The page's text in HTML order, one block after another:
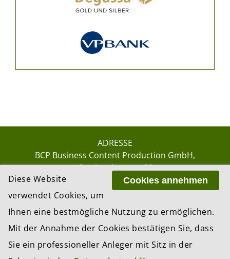
ADRESSE
BCP Business Content Production GmbH
Gotthardstrasse 38
8002 Zürich
GmbH, Zürich – Switzerland
Website by update AG, Zurich
Cookies annehmen
Diese Website
verwendet Cookies, um
Ihnen eine bestmögliche Nutzung zu ermöglichen.
Mit der Annahme der Cookies bestätigen Sie, dass
Sie ein professioneller Anleger mit Sitz in der